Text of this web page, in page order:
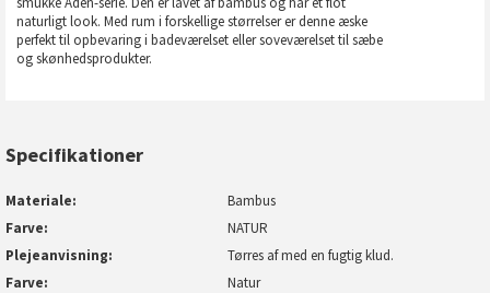
naturligt look. Med rum i forskellige størrelser er denne æske
perfekt til opbevaring i badeværelset eller soveværelset til sæbe
og skønhedsprodukter.
Specifikationer
Materiale
Bambus
Farve
NATUR
Plejeanvisning
Tørres af med en fugtig klud.
Farve
Natur